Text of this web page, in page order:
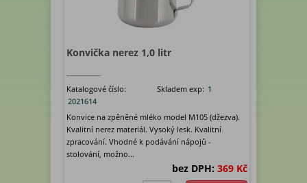
Konvička nerez 1,0 litr
Katalogové číslo:
2021614
Skladem exp: 1
Konvice na zpěněné mléko model M105 (džezva).
Kvalitní nerez materiál. Vysoký lesk. Kvalitní
zpracování. Vhodné k podávání nápojů -
stolování, možno...
bez DPH: 369 Kč